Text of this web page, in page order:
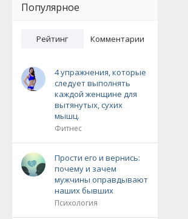
Популярное
Рейтинг Комментарии
4 упражнения, которые
следует выполнять
каждой женщине для
вытянутых, сухих
мышц.
Фитнес
Прости его и вернись:
почему и зачем
мужчины оправдывают
наших бывших
Психология